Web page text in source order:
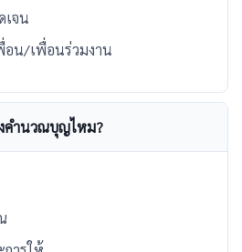
เจน
อน/เพื่อนร่วมงาน
คำนวณบุญไหม?